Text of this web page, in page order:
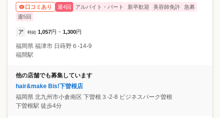
口コミあり 週4回 アルバイト・パート 新卒歓迎 美容師免許
急募
週5回
ア 時給 1,057円 ~ 1,300円
福岡県 福津市 日蒔野６-14-9
福間駅
他の店舗でも募集しています
hair&make Bis!下曽根店
福岡県 北九州市小倉南区 下曽根３-2-8 ビジネスパーク曽根
下曽根駅 徒歩4分